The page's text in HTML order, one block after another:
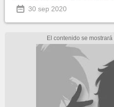
30 sep 2020